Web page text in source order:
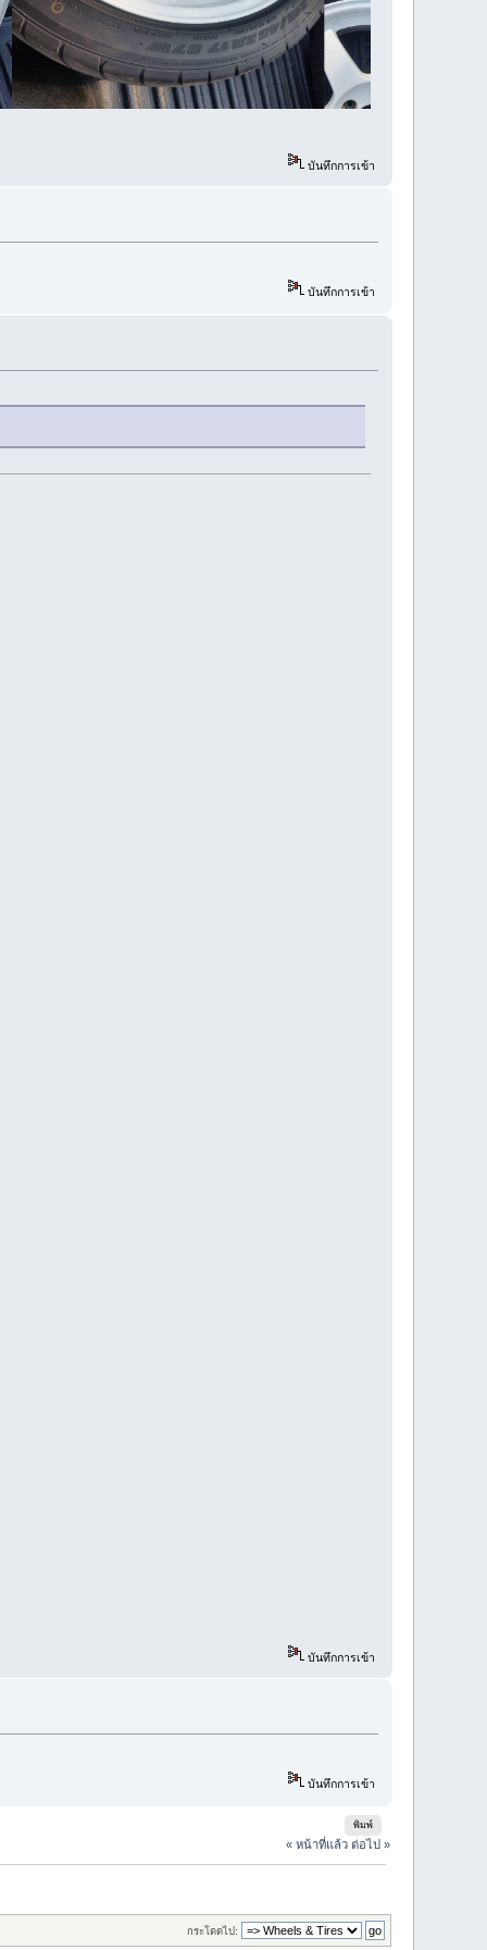
บันทึกการเข้า
บันทึกการเข้า
บันทึกการเข้า
บันทึกการเข้า
พิมพ์
« หน้าที่แล้ว ต่อไป »
กระโดดไป: